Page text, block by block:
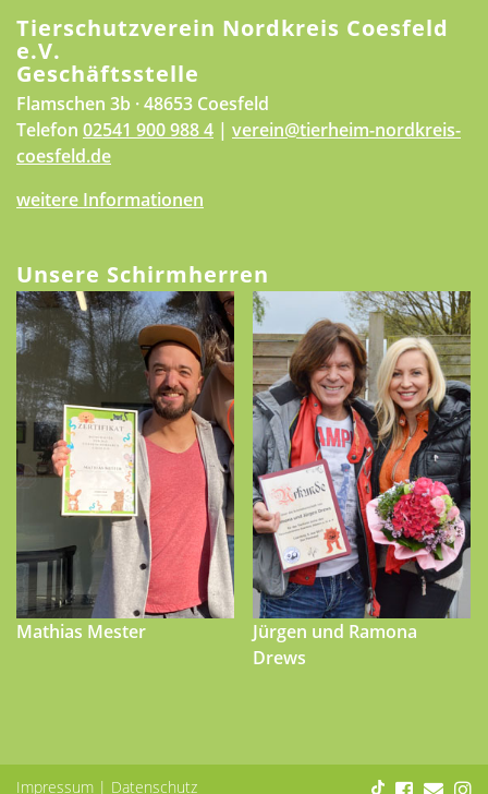
Tierschutzverein Nordkreis Coesfeld
e.V.
Geschäftsstelle
Flamschen 3b · 48653 Coesfeld
Telefon 02541 900 988 4 | verein@tierheim-nordkreis-
coesfeld.de
weitere Informationen
Unsere Schirmherren
Mathias Mester
Jürgen und Ramona
Drews
Impressum | Datenschutz